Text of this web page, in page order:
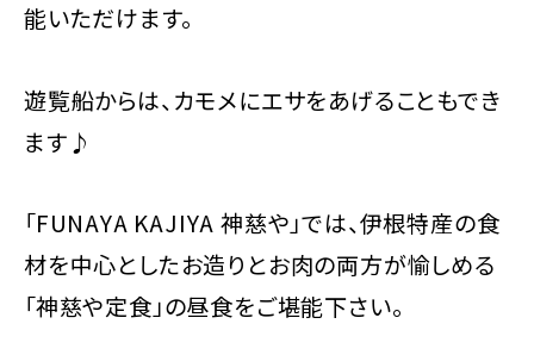
能いただけます。
遊覧船からは、カモメにエサをあげることもでき
ます♪
「FUNAYA KAJIYA 神慈や」では、伊根特産の食
材を中心としたお造りとお肉の両方が愉しめる
「神慈や定食」の昼食をご堪能下さい。